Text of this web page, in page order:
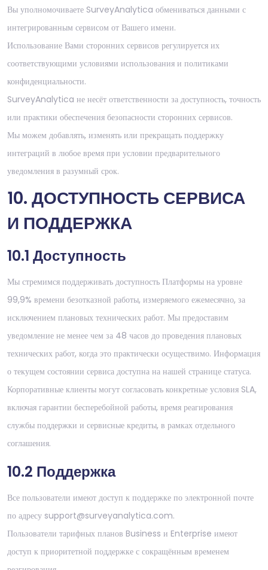
Вы уполномочиваете SurveyAnalytica обмениваться данными с
интегрированным сервисом от Вашего имени.
Использование Вами сторонних сервисов регулируется их
соответствующими условиями использования и политиками
конфиденциальности.
SurveyAnalytica не несёт ответственности за доступность, точность
или практики обеспечения безопасности сторонних сервисов.
Мы можем добавлять, изменять или прекращать поддержку
интеграций в любое время при условии предварительного
уведомления в разумный срок.
10. ДОСТУПНОСТЬ СЕРВИСА
И ПОДДЕРЖКА
10.1 Доступность
Мы стремимся поддерживать доступность Платформы на уровне
99,9% времени безотказной работы, измеряемого ежемесячно, за
исключением плановых технических работ. Мы предоставим
уведомление не менее чем за 48 часов до проведения плановых
технических работ, когда это практически осуществимо. Информация
о текущем состоянии сервиса доступна на нашей странице статуса.
Корпоративные клиенты могут согласовать конкретные условия SLA,
включая гарантии бесперебойной работы, время реагирования
службы поддержки и сервисные кредиты, в рамках отдельного
соглашения.
10.2 Поддержка
Все пользователи имеют доступ к поддержке по электронной почте
по адресу support@surveyanalytica.com.
Пользователи тарифных планов Business и Enterprise имеют
доступ к приоритетной поддержке с сокращённым временем